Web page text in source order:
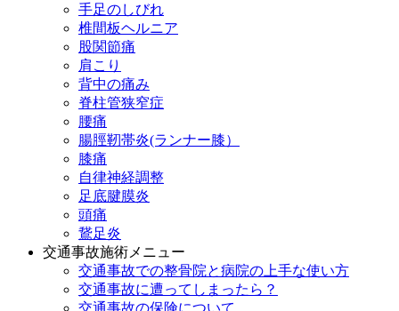
手足のしびれ
椎間板ヘルニア
股関節痛
肩こり
背中の痛み
脊柱管狭窄症
腰痛
腸脛靭帯炎(ランナー膝）
膝痛
自律神経調整
足底腱膜炎
頭痛
鵞足炎
交通事故施術メニュー
交通事故での整骨院と病院の上手な使い方
交通事故に遭ってしまったら？
交通事故の保険について